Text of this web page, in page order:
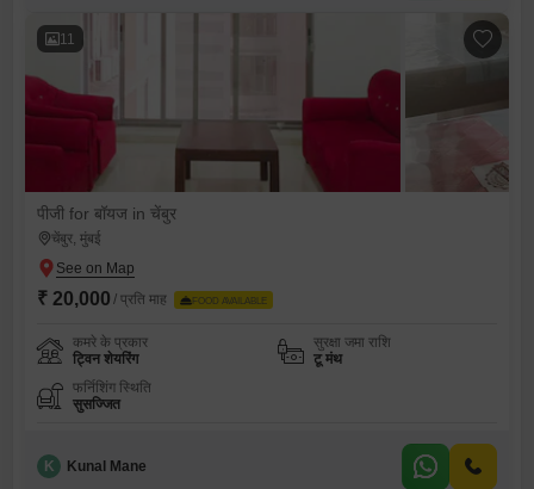
11
पीजी for बॉयज in चेंबुर
चेंबुर, मुंबई
₹ 20,000 / प्रति माह FOOD AVAILABLE
कमरे के प्रकार
ट्विन शेयरिंग
सुरक्षा जमा राशि
टू मंथ
फर्निशिंग स्थिति
सुसज्जित
K Kunal Mane